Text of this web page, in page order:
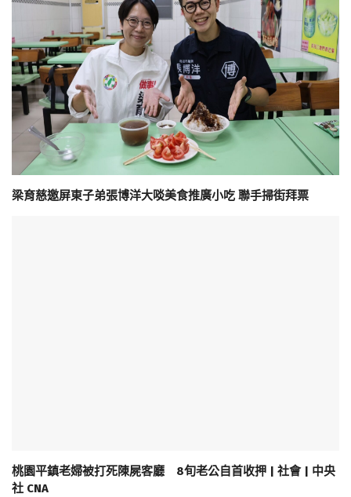
梁育慈邀屏東子弟張博洋大啖美食推廣小吃 聯手掃街拜票
桃園平鎮老婦被打死陳屍客廳 8旬老公自首收押 | 社會 | 中央
社 CNA